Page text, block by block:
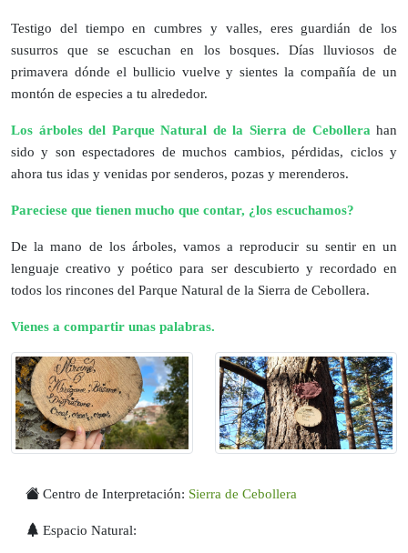
Testigo del tiempo en cumbres y valles, eres guardián de los
susurros que se escuchan en los bosques. Días lluviosos de
primavera dónde el bullicio vuelve y sientes la compañía de un
montón de especies a tu alrededor.
Los árboles del Parque Natural de la Sierra de Cebollera han
sido y son espectadores de muchos cambios, pérdidas, ciclos y
ahora tus idas y venidas por senderos, pozas y merenderos.
Pareciese que tienen mucho que contar, ¿los escuchamos?
De la mano de los árboles, vamos a reproducir su sentir en un
lenguaje creativo y poético para ser descubierto y recordado en
todos los rincones del Parque Natural de la Sierra de Cebollera.
Vienes a compartir unas palabras.
Centro de Interpretación: Sierra de Cebollera
Espacio Natural: